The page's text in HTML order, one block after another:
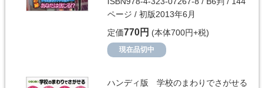
ページ / 初版2013年6月
定価770円 (本体700円+税)
現在品切中
ハンディ版 学校のまわりでさがせる